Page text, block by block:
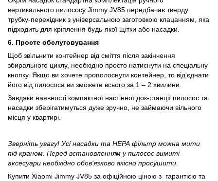
вертикального пилососу Jimmy JV85 передбачає тверду
трубку-перехідник з універсальною заготовкою клацанням, яка
підходить для кріплення будь-якої щітки або насадки.
6. Просте обслуговування
Щоб звільнити контейнер від сміття після закінчення
збирального циклу, необхідно просто натиснути на спеціальну
кнопку. Якщо ви хочете прополоснути контейнер, то від'єднати
його від пилососа ви зможете всього за 1 – 2 хвилини.
Завдяки наявності компактної настінної док-станції пилосос та
насадки зберігатимуться дуже зручно, не займаючи вільного
місця у квартирі.
Зверніть увагу! Усі насадки та НЕРА фільтр можна мити
під краном. Перед встановленням у пилосос вимиті
аксесуари необхідно обов'язково якісно просушити.
Купити Xiaomi Jimmy JV85 за офіційною ціною з гарантією та